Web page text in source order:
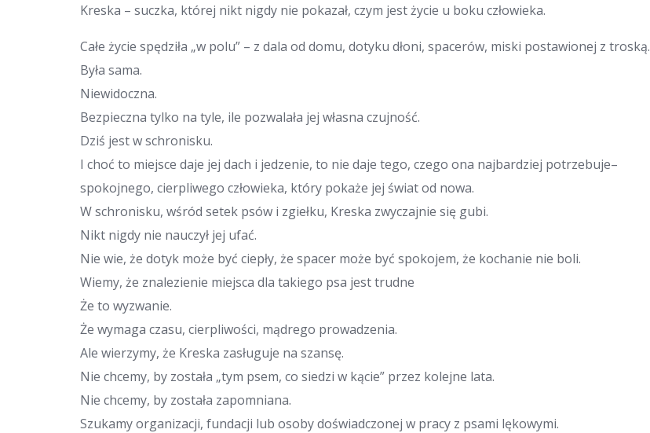
Kreska – suczka, której nikt nigdy nie pokazał, czym jest życie u boku człowieka.
Całe życie spędziła „w polu” – z dala od domu, dotyku dłoni, spacerów, miski postawionej z troską.
Była sama.
Niewidoczna.
Bezpieczna tylko na tyle, ile pozwalała jej własna czujność.
Dziś jest w schronisku.
I choć to miejsce daje jej dach i jedzenie, to nie daje tego, czego ona najbardziej potrzebuje–
spokojnego, cierpliwego człowieka, który pokaże jej świat od nowa.
W schronisku, wśród setek psów i zgiełku, Kreska zwyczajnie się gubi.
Nikt nigdy nie nauczył jej ufać.
Nie wie, że dotyk może być ciepły, że spacer może być spokojem, że kochanie nie boli.
Wiemy, że znalezienie miejsca dla takiego psa jest trudne
Że to wyzwanie.
Że wymaga czasu, cierpliwości, mądrego prowadzenia.
Ale wierzymy, że Kreska zasługuje na szansę.
Nie chcemy, by została „tym psem, co siedzi w kącie” przez kolejne lata.
Nie chcemy, by została zapomniana.
Szukamy organizacji, fundacji lub osoby doświadczonej w pracy z psami lękowymi.